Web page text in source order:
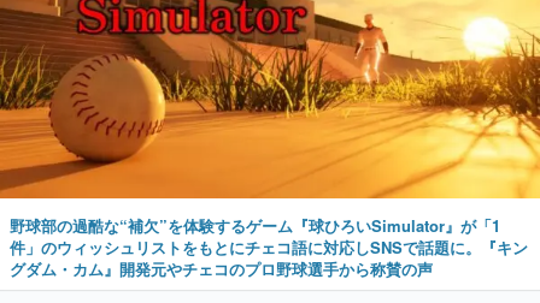
野球部の過酷な“補欠”を体験するゲーム『球ひろいSimulator』が「1
件」のウィッシュリストをもとにチェコ語に対応しSNSで話題に。『キン
グダム・カム』開発元やチェコのプロ野球選手から称賛の声